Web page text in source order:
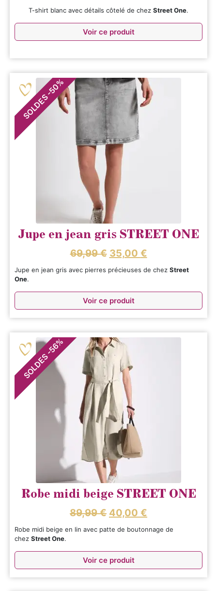
T-shirt blanc avec détails côtelé de chez Street One.
Voir ce produit
SOLDES
-
50
%
Jupe en jean gris STREET ONE
69,99€ 35,00 €
Jupe en jean gris avec pierres précieuses de chez Street
One.
Voir ce produit
SOLDES
-
56
%
Robe midi beige STREET ONE
89,99€ 40,00 €
Robe midi beige en lin avec patte de boutonnage de
chez Street One.
Voir ce produit